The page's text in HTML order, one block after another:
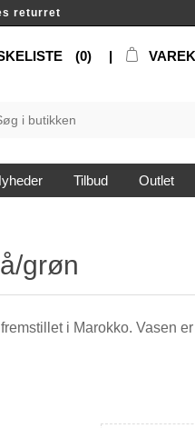
returret
(0)
Tilbud Outlet
grøn
i Marokko. Vasen